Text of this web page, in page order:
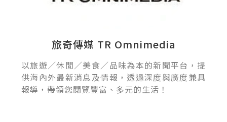
旅奇傳媒 TR Omnimedia
以旅遊／休閒／美食／品味為本的新聞平台，提
供海內外最新消息及情報，透過深度與廣度兼具
報導，帶領您閱覽豐富、多元的生活！